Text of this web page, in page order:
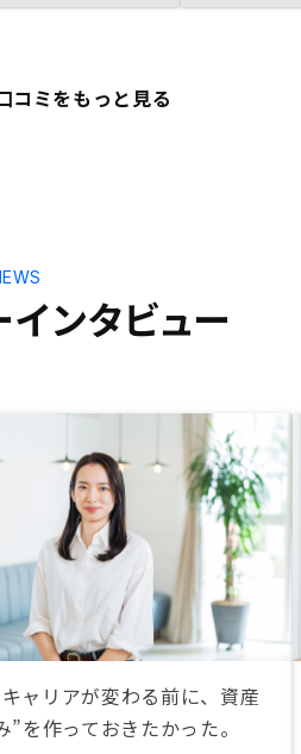
コミをもっと見る
ンタビュー
ャリアが変わる前に、資産
”を作っておきたかった。